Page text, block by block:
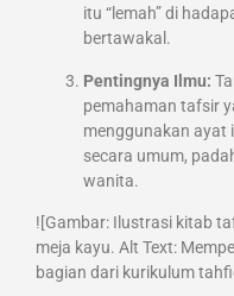
itu “lemah” di
bertawakal.
Pentingnya Ilmu:
pemahaman tafsir
menggunakan ayat
secara umum,
wanita.
![Gambar: Ilustrasi kitab
meja kayu. Alt Text:
bagian dari kurikulum